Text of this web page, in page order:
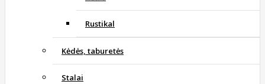
Rustikal
Kėdės, taburetės
Stalai